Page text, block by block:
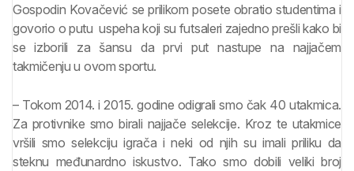
Gospodin Kovačević se prilikom posete obratio studentima i
govorio o putu uspeha koji su futsaleri zajedno prešli kako bi
se izborili za šansu da prvi put nastupe na najjačem
takmičenju u ovom sportu.
– Tokom 2014. i 2015. godine odigrali smo čak 40 utakmica.
Za protivnike smo birali najjače selekcije. Kroz te utakmice
vršili smo selekciju igrača i neki od njih su imali priliku da
steknu međunardno iskustvo. Tako smo dobili veliki broj